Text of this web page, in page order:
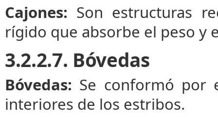
Cajones: Son estructuras
rígido que absorbe el peso y
3.2.2.7. Bóvedas
Bóvedas: Se conformó por
interiores de los estribos.